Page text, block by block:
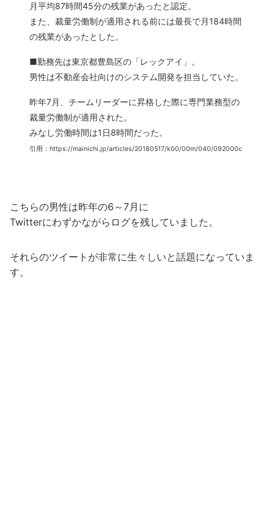
月平均87時間45分の残業があったと認定。
また、裁量労働制が適用される前には最長で月184時間
の残業があったとした。
■勤務先は東京都豊島区の「レックアイ」。
男性は不動産会社向けのシステム開発を担当していた。
昨年7月、チームリーダーに昇格した際に専門業務型の
裁量労働制が適用された。
みなし労働時間は1日8時間だった。
引用：https://mainichi.jp/articles/20180517/k00/00m/040/092000c
こちらの男性は昨年の6～7月に
Twitterにわずかながらログを残していました。
それらのツイートが非常に生々しいと話題になっていま
す。